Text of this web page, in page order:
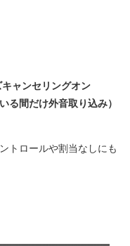
ャンセリングオン
る間だけ外音取り込み）
トロールや割当なしにも